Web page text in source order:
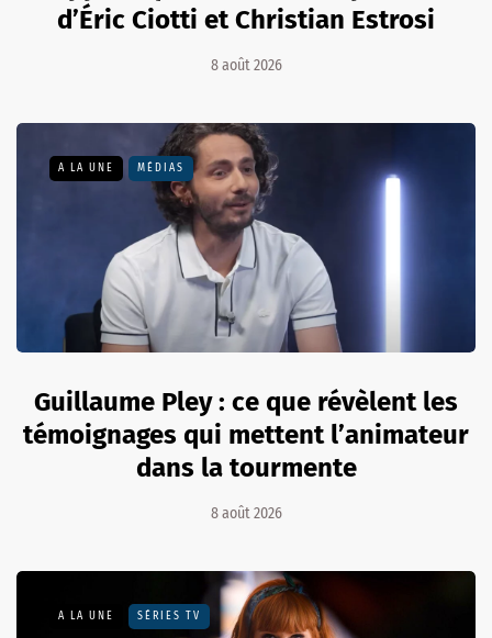
d’Éric Ciotti et Christian Estrosi
8 août 2026
A LA UNE MÉDIAS
Guillaume Pley : ce que révèlent les
témoignages qui mettent l’animateur
dans la tourmente
8 août 2026
A LA UNE SÉRIES TV